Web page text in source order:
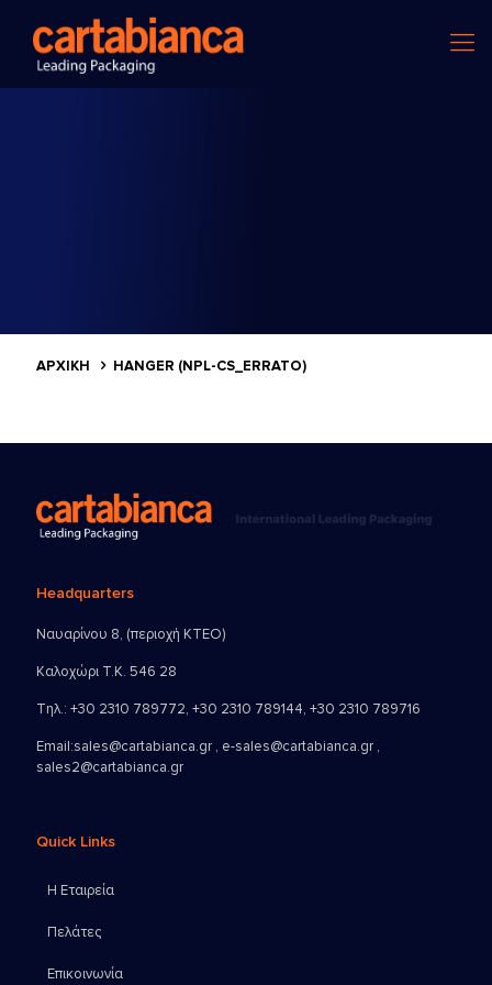
ΑΡΧΙΚΗ HANGER (NPL-CS_ERRATO)
Headquarters
Ναυαρίνου 8, (περιοχή ΚΤΕΟ)
Καλοχώρι Τ.Κ. 546 28
Τηλ.: +30 2310 789772, +30 2310 789144, +30 2310 789716
Email:sales@cartabianca.gr , e-sales@cartabianca.gr ,
sales2@cartabianca.gr
Quick Links
Η Εταιρεία
Πελάτες
Επικοινωνία